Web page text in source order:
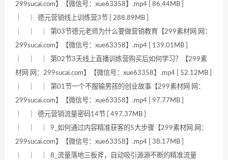
299sucai.com】【微信号：xue63358】.mp4 [ 86.44MB ]
｜ ｜ 德元营销线上训练营3节 [ 288.89MB ]
｜ ｜ ｜ 第03节德元老师为什么要做营销教育【299素材网 网：
299sucai.com】【微信号：xue63358】.mp4 [ 139.01MB ]
｜ ｜ ｜ 第02节3天线上直播训练营购买后如何学习？【299素
材网 网：299sucai.com】【微信号：xue63358】.mp4 [ 52.12MB ]
｜ ｜ ｜ 第01节一个不服输男孩的创业故事【299素材网 网：
299sucai.com】【微信号：xue63358】.mp4 [ 97.77MB ]
｜ ｜ 德元营销流量密码14节 [ 497.37MB ]
｜ ｜ ｜ 9_如何通过内容精准获客的5大步骤【299素材网 网：
299sucai.com】【微信号：xue63358】.mp4 [ 38.17MB ]
｜ ｜ ｜ 8_流量落地三板斧，自动吸引源源不断的精准流量